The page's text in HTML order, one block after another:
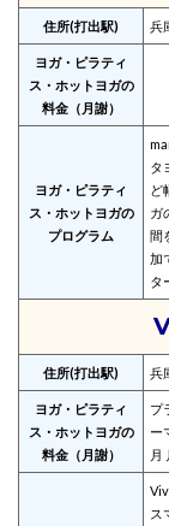
住所(打出駅) 兵
ヨガ・ピラティ
ス・ホットヨガの
料金（月謝）
ヨガ・ピラティ
ス・ホットヨガの
プログラム
タ
ど
ガ
間
加
タ
住所(打出駅) 兵
ヨガ・ピラティ
ス・ホットヨガの
料金（月謝）
プ
ー
月
ス